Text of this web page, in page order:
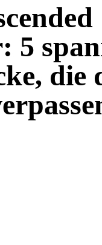
5
die